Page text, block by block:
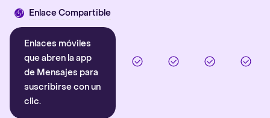
Enlace Compartible
Enlaces móviles
que abren la app
de Mensajes para
suscribirse con un
clic.